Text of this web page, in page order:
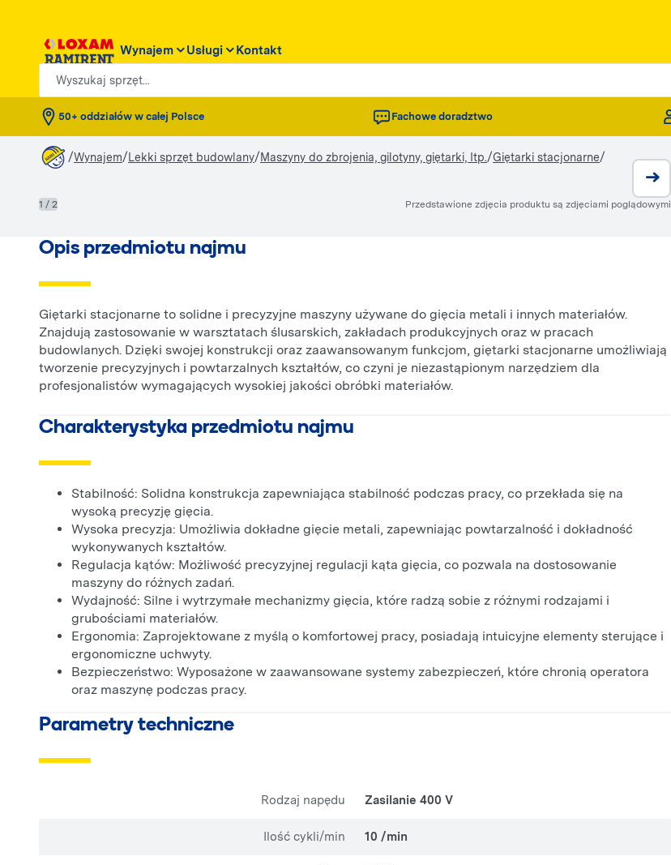
Wynajem Usługi Kontakt
Wyszukaj sprzęt...
50+ oddziałów w całej Polsce Fachowe doradztwo
/Wynajem/Lekki sprzęt budowlany/Maszyny do zbrojenia, gilotyny, giętarki, Itp./Giętarki stacjonarne/
1 / 2 Przedstawione zdjęcia produktu są zdjęciami poglądowymi
Opis przedmiotu najmu
Giętarki stacjonarne to solidne i precyzyjne maszyny używane do gięcia metali i innych materiałów.
Znajdują zastosowanie w warsztatach ślusarskich, zakładach produkcyjnych oraz w pracach
budowlanych. Dzięki swojej konstrukcji oraz zaawansowanym funkcjom, giętarki stacjonarne umożliwiają
tworzenie precyzyjnych i powtarzalnych kształtów, co czyni je niezastąpionym narzędziem dla
profesjonalistów wymagających wysokiej jakości obróbki materiałów.
Charakterystyka przedmiotu najmu
Stabilność: Solidna konstrukcja zapewniająca stabilność podczas pracy, co przekłada się na
wysoką precyzję gięcia.
Wysoka precyzja: Umożliwia dokładne gięcie metali, zapewniając powtarzalność i dokładność
wykonywanych kształtów.
Regulacja kątów: Możliwość precyzyjnej regulacji kąta gięcia, co pozwala na dostosowanie
maszyny do różnych zadań.
Wydajność: Silne i wytrzymałe mechanizmy gięcia, które radzą sobie z różnymi rodzajami i
grubościami materiałów.
Ergonomia: Zaprojektowane z myślą o komfortowej pracy, posiadają intuicyjne elementy sterujące i
ergonomiczne uchwyty.
Bezpieczeństwo: Wyposażone w zaawansowane systemy zabezpieczeń, które chronią operatora
oraz maszynę podczas pracy.
Parametry techniczne
Rodzaj napędu Zasilanie 400 V
Ilość cykli/min 10 /min